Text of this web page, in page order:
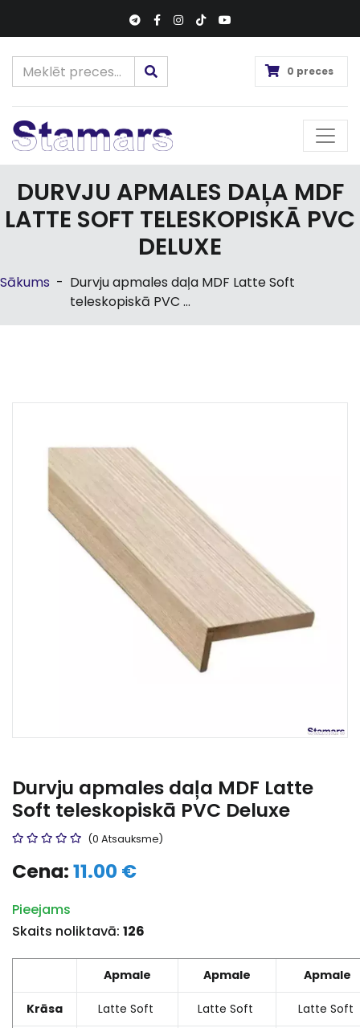
0 preces
DURVJU APMALES DAĻA MDF
LATTE SOFT TELESKOPISKĀ PVC
DELUXE
Sākums - Durvju apmales daļa MDF Latte Soft
teleskopiskā PVC ...
Durvju apmales daļa MDF Latte
Soft teleskopiskā PVC Deluxe
(0 Atsauksme)
Cena:11.00 €
Pieejams
Skaits noliktavā: 126
Apmale Apmale Apmale
Krāsa Latte Soft Latte Soft Latte Soft